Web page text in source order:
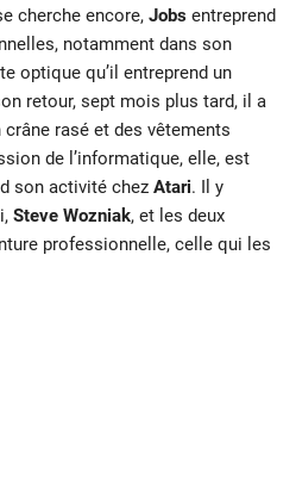
cherche encore, Jobs entreprend
notamment dans son
optique qu’il entreprend un
retour, sept mois plus tard, il a
rasé et des vêtements
de l’informatique, elle, est
son activité chez Atari. Il y
Steve Wozniak, et les deux
professionnelle, celle qui les